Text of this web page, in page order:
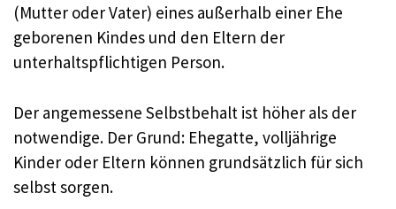
(Mutter oder Vater) eines außerhalb einer Ehe
geborenen Kindes und den Eltern der
unterhaltspflichtigen Person.
Der angemessene Selbstbehalt ist höher als der
notwendige. Der Grund: Ehegatte, volljährige
Kinder oder Eltern können grundsätzlich für sich
selbst sorgen.